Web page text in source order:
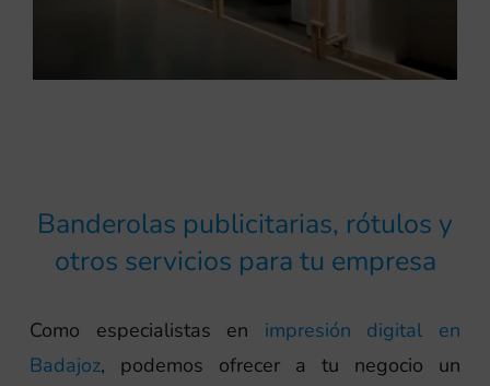
Banderolas publicitarias, rótulos y
otros servicios para tu empresa
Como especialistas en impresión digital en
Badajoz, podemos ofrecer a tu negocio un